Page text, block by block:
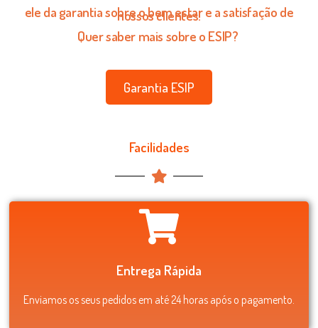
ele da garantia sobre o bem estar e a satisfação de
nossos clientes!
Quer saber mais sobre o ESIP?
Garantia ESIP
Facilidades
Entrega Rápida
Enviamos os seus pedidos em até 24 horas após o pagamento.